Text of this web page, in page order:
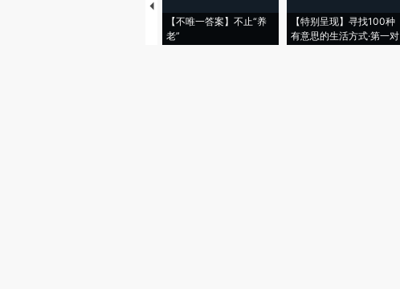
【不唯一答案】不止“养
老”
【特别呈现】寻找100种
有意思的生活方式·第一对